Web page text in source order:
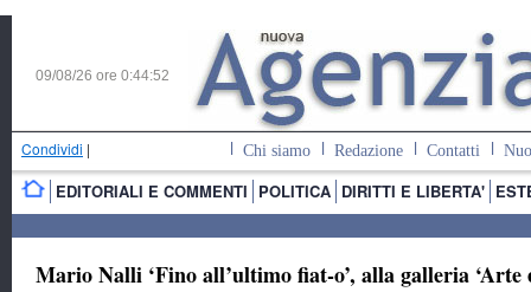
09/08/26 ore 0:44:53
Condividi | Chi siamo Redazione Contatti
EDITORIALI E COMMENTI POLITICA DIRITTI E LIBERTA'
Mario Nalli ‘Fino all’ultimo fiat-o’, alla galleria ‘Arte